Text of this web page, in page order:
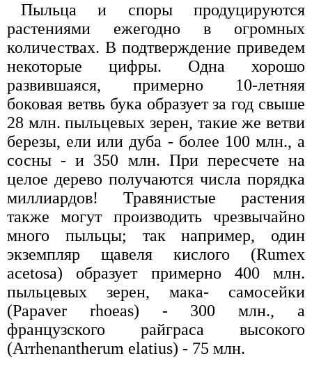
Пыльца и споры продуцируются
растениями ежегодно в огромных
количествах. В подтверждение приведем
некоторые цифры. Одна хорошо
развившаяся, примерно 10-летняя
боковая ветвь бука образует за год свыше
28 млн. пыльцевых зерен, такие же ветви
березы, ели или дуба - более 100 млн., а
сосны - и 350 млн. При пересчете на
целое дерево получаются числа порядка
миллиардов! Травянистые растения
также могут производить чрезвычайно
много пыльцы; так например, один
экземпляр щавеля кислого (Rumex
acetosa) образует примерно 400 млн.
пыльцевых зерен, мака- самосейки
(Papaver rhoeas) - 300 млн., а
французского райграса высокого
(Arrhenantherum elatius) - 75 млн.